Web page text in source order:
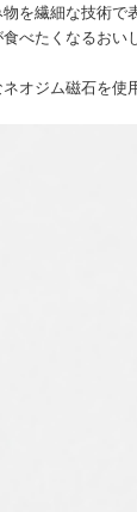
を繊細な技術で
べたくなるおい
オジム磁石を使